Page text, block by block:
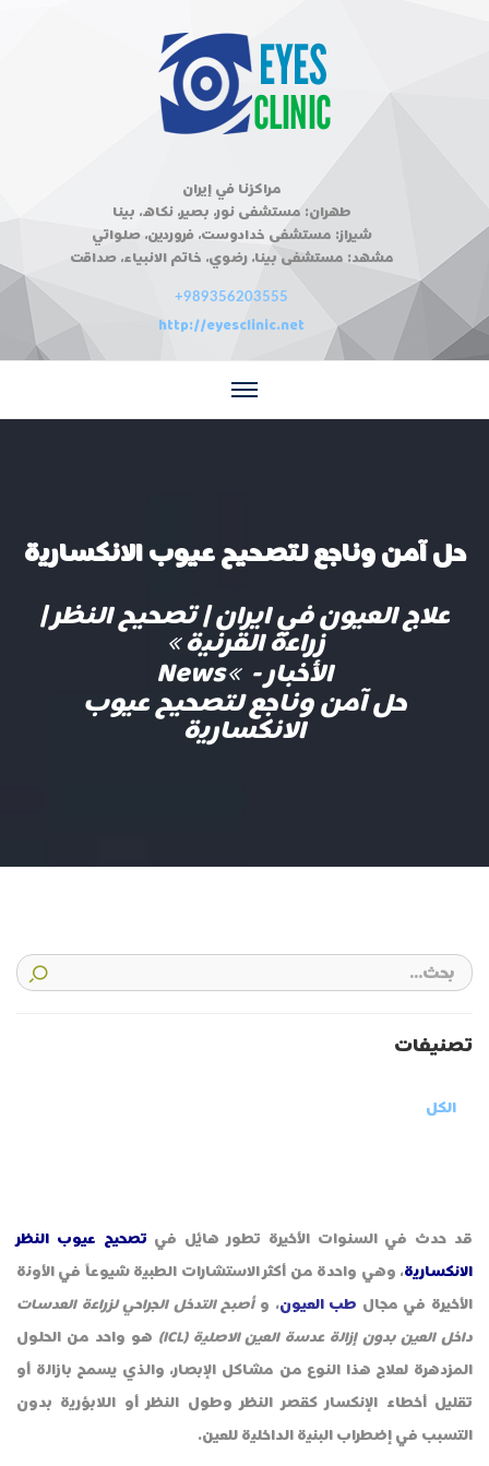
مراكزنا في إيران
طهران: مستشفى نور، بصير، نكاه، بينا
شيراز: مستشفى خدادوست، فروردين، صلواتي
مشهد: مستشفى بينا، رضوي، خاتم الانبياء، صداقت
+989356203555
http://eyesclinic.net
حل آمن وناجع لتصحيح عيوب الانكسارية
علاج العيون في ايران | تصحيح النظر |
زراعة القرنية
الأخبار - News
حل آمن وناجع لتصحيح عيوب
الانكسارية
تصنیفات
الكل
قد حدث في السنوات الأخيرة تطور هائل في تصحيح عيوب النظر
الانكسارية، وهي واحدة من أكثر الاستشارات الطبية شيوعاً في الأونة
الأخيرة في مجال طب العيون، وأصبح التدخل الجراحي لزراعة العدسات
داخل العين بدون إزالة عدسة العين الاصلية (ICL)
هو واحد من الحلول
المزدهرة لعلاج هذا النوع من مشاكل الإبصار، والذي يسمح بازالة أو
تقليل أخطاء الإنكسار كقصر النظر وطول النظر أو اللابؤرية بدون
التسبب في إضطراب البنية الداخلية للعين.